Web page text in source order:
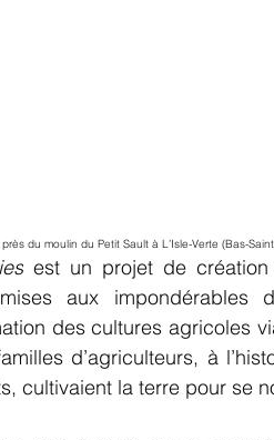
du moulin du Petit Sault à L’Isle-Verte (Bas-
est un projet de
aux
des cultures agricoles
d’agriculteurs, à
cultivaient la terre pour se